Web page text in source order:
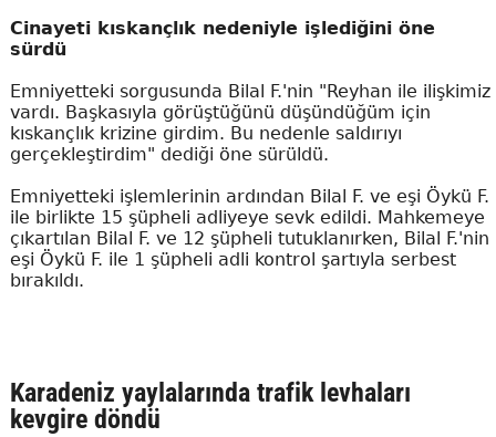
Cinayeti kıskançlık nedeniyle işlediğini öne
sürdü
Emniyetteki sorgusunda Bilal F.'nin "Reyhan ile ilişkimiz
vardı. Başkasıyla görüştüğünü düşündüğüm için
kıskançlık krizine girdim. Bu nedenle saldırıyı
gerçekleştirdim" dediği öne sürüldü.
Emniyetteki işlemlerinin ardından Bilal F. ve eşi Öykü F.
ile birlikte 15 şüpheli adliyeye sevk edildi. Mahkemeye
çıkartılan Bilal F. ve 12 şüpheli tutuklanırken, Bilal F.'nin
eşi Öykü F. ile 1 şüpheli adli kontrol şartıyla serbest
bırakıldı.
Karadeniz yaylalarında trafik levhaları
kevgire döndü